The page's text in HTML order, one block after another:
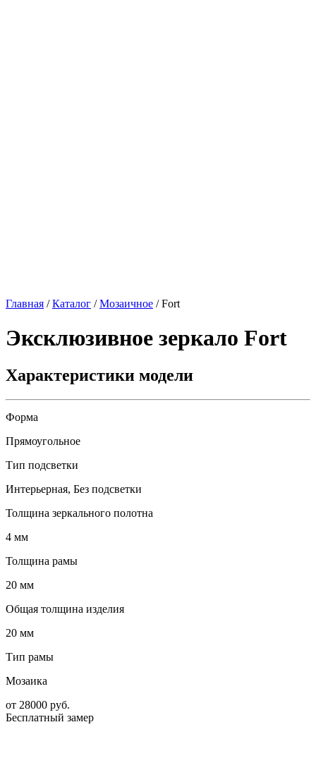
Главная /Каталог /Мозаичное /Fort
Эксклюзивное зеркало Fort
Характеристики модели
Форма
Прямоугольное
Тип подсветки
Интерьерная, Без подсветки
Толщина зеркального полотна
4 мм
Толщина рамы
20 мм
Общая толщина изделия
20 мм
Тип рамы
Мозаика
от 28000 руб.
Бесплатный замер